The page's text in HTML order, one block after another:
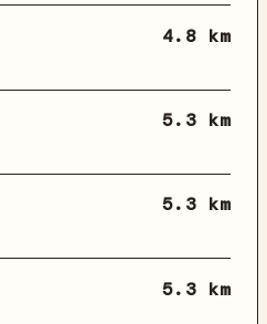
4.8 km
5.3 km
5.3 km
5.3 km